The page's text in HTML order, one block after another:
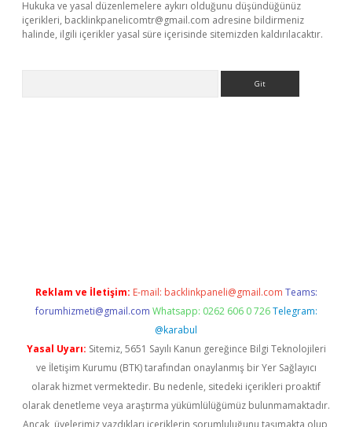
Hukuka ve yasal düzenlemelere aykırı olduğunu düşündüğünüz
içerikleri, backlinkpanelicomtr@gmail.com adresine bildirmeniz
halinde, ilgili içerikler yasal süre içerisinde sitemizden kaldırılacaktır.
Reklam ve İletişim: E-mail: backlinkpaneli@gmail.com Teams:
forumhizmeti@gmail.com Whatsapp: 0262 606 0 726 Telegram:
@karabul
Yasal Uyarı: Sitemiz, 5651 Sayılı Kanun gereğince Bilgi Teknolojileri
ve İletişim Kurumu (BTK) tarafından onaylanmış bir Yer Sağlayıcı
olarak hizmet vermektedir. Bu nedenle, sitedeki içerikleri proaktif
olarak denetleme veya araştırma yükümlülüğümüz bulunmamaktadır.
Ancak, üyelerimiz yazdıkları içeriklerin sorumluluğunu taşımakta olup,